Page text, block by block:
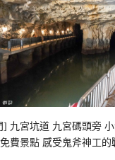
] 九宮坑道 九宮碼頭旁
費景點 感受鬼斧神工的